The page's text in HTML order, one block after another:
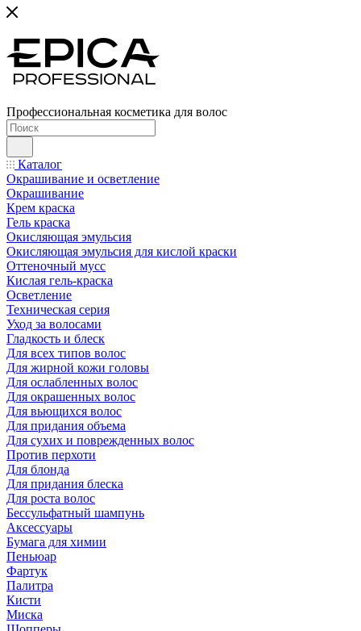
Профессиональная косметика для волос
Каталог
Окрашивание и осветление
Окрашивание
Крем краска
Гель краска
Окисляющая эмульсия
Окисляющая эмульсия для кислой краски
Оттеночный мусс
Кислая гель-краска
Осветление
Техническая серия
Уход за волосами
Гладкость и блеск
Для всех типов волос
Для жирной кожи головы
Для ослабленных волос
Для окрашенных волос
Для вьющихся волос
Для придания объема
Для сухих и поврежденных волос
Против перхоти
Для блонда
Для придания блеска
Для роста волос
Бессульфатный шампунь
Аксессуары
Бумага для химии
Пеньюар
Фартук
Палитра
Кисти
Миска